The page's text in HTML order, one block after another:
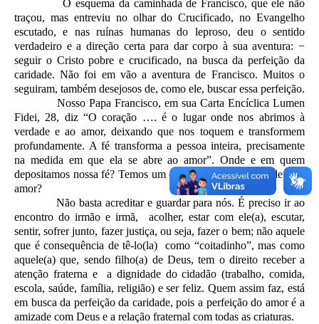
O esquema da caminhada de Francisco, que ele não
traçou, mas entreviu no olhar do Crucificado, no Evangelho
escutado, e nas ruínas humanas do leproso, deu o sentido
verdadeiro e a direção certa para dar corpo à sua aventura: −
seguir o Cristo pobre e crucificado, na busca da perfeição da
caridade. Não foi em vão a aventura de Francisco. Muitos o
seguiram, também desejosos de, como ele, buscar essa perfeição.
Nosso Papa Francisco, em sua Carta Encíclica Lumen
Fidei, 28, diz “O coração …. é o lugar onde nos abrimos à
verdade e ao amor, deixando que nos toquem e transformem
profundamente. A fé transforma a pessoa inteira, precisamente
na medida em que ela se abre ao amor”. Onde e em quem
depositamos nossa fé? Temos um coração aberto à verdade e ao
amor?
Não basta acreditar e guardar para nós. É preciso ir ao
encontro do irmão e irmã, acolher, estar com ele(a), escutar,
sentir, sofrer junto, fazer justiça, ou seja, fazer o bem; não aquele
que é consequência de tê-lo(la) como “coitadinho”, mas como
aquele(a) que, sendo filho(a) de Deus, tem o direito receber a
atenção fraterna e a dignidade do cidadão (trabalho, comida,
escola, saúde, família, religião) e ser feliz. Quem assim faz, está
em busca da perfeição da caridade, pois a perfeição do amor é a
amizade com Deus e a relação fraternal com todas as criaturas.